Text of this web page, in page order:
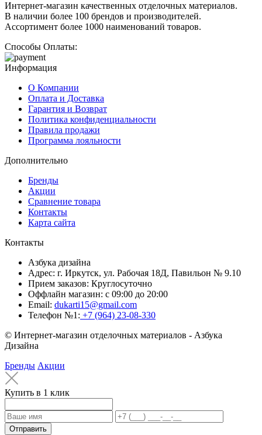
Интернет-магазин качественных отделочных материалов.
В наличии более 100 брендов и производителей.
Ассортимент более 1000 наименований товаров.
Способы Оплаты:
Информация
О Компании
Оплата и Доставка
Гарантия и Возврат
Политика конфиденциальности
Правила продажи
Программа лояльности
Дополнительно
Бренды
Акции
Сравнение товара
Контакты
Карта сайта
Контакты
Азбука дизайна
Адрес: г. Иркутск, ул. Рабочая 18Д, Павильон № 9.10
Прием заказов: Круглосуточно
Оффлайн магазин: с 09:00 до 20:00
Email: dukarti15@gmail.com
Телефон №1: +7 (964) 23-08-330
© Интернет-магазин отделочных материалов - Азбука
Дизайна
Бренды Акции
Купить в 1 клик
Отправить